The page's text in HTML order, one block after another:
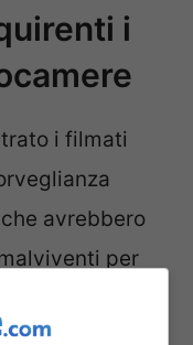
i
i filmati
avrebbero
per
dove lo
incappucciato.